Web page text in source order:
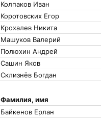
Колпаков Иван
Коротовских Егор
Крохалев Никита
Машуков Валерий
Полюхин Андрей
Сашин Яков
Склизнёв Богдан
Фамилия, имя
Байкенов Ерлан